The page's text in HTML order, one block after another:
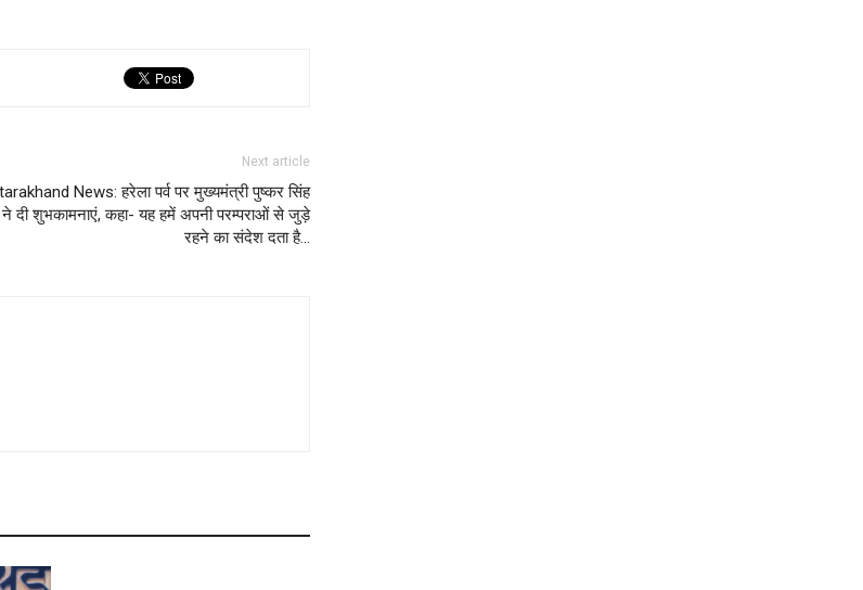
Next article
News: हरेला पर्व पर मुख्यमंत्री पुष्कर सिंह
ने दी शुभकामनाएं, कहा- यह हमें अपनी परम्पराओं से जुड़े
रहने का संदेश दता है…